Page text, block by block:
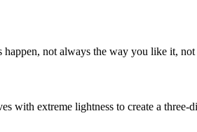
not always the way you like it, not
with extreme lightness to create a